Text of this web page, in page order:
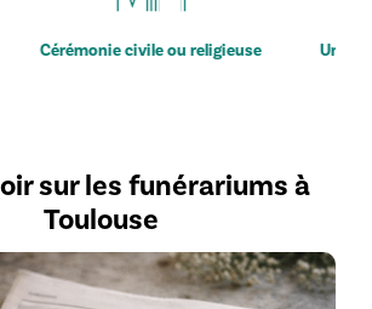
une sérénité totale. Implantés à
nous déplaçons rapidement dans
ou religieuse Un accompagnement
sur les funérariums à
Toulouse